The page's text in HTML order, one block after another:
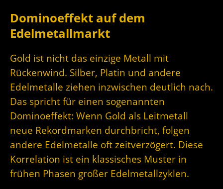
Dominoeffekt auf dem
Edelmetallmarkt
Gold ist nicht das einzige Metall mit
Rückenwind. Silber, Platin und andere
Edelmetalle ziehen inzwischen deutlich nach.
Das spricht für einen sogenannten
Dominoeffekt: Wenn Gold als Leitmetall
neue Rekordmarken durchbricht, folgen
andere Edelmetalle oft zeitverzögert. Diese
Korrelation ist ein klassisches Muster in
frühen Phasen großer Edelmetallzyklen.